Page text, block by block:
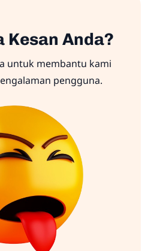
Kesan Anda?
untuk membantu kami
pengguna.